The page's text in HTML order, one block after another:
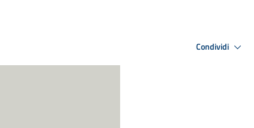
Condividi